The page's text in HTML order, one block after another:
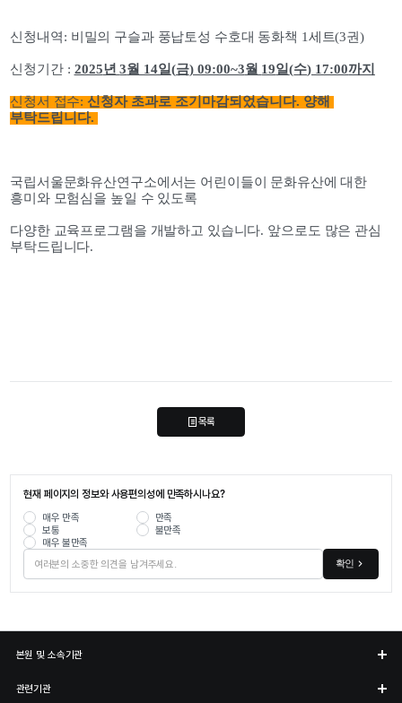
신청내역: 비밀의 구슬과 풍납토성 수호대 동화책 1세트(3권)
신청기간 : 2025년 3월 14일(금) 09:00~3월 19일(수) 17:00까지
신청서 접수: 신청자 초과로 조기마감되었습니다. 양해
부탁드립니다.
국립서울문화유산연구소에서는 어린이들이 문화유산에 대한
흥미와 모험심을 높일 수 있도록
다양한 교육프로그램을 개발하고 있습니다. 앞으로도 많은 관심
부탁드립니다.
목록
현재 페이지의 정보와 사용편의성에 만족하시나요?
매우 만족
만족
보통
불만족
매우 불만족
확인
본원 및 소속기관
관련기관